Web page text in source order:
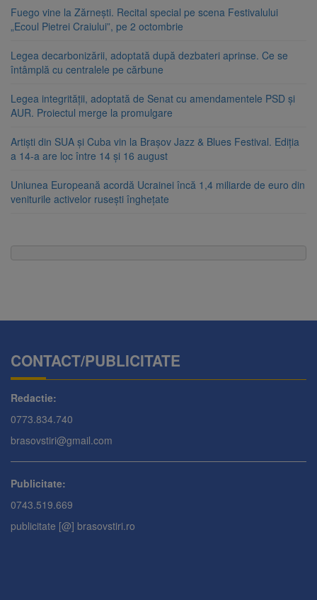
Fuego vine la Zărnești. Recital special pe scena Festivalului
„Ecoul Pietrei Craiului”, pe 2 octombrie
Legea decarbonizării, adoptată după dezbateri aprinse. Ce se
întâmplă cu centralele pe cărbune
Legea integrității, adoptată de Senat cu amendamentele PSD și
AUR. Proiectul merge la promulgare
Artiști din SUA și Cuba vin la Brașov Jazz & Blues Festival. Ediția
a 14-a are loc între 14 și 16 august
Uniunea Europeană acordă Ucrainei încă 1,4 miliarde de euro din
veniturile activelor rusești înghețate
CONTACT/PUBLICITATE
Redactie:
0773.834.740
brasovstiri@gmail.com
Publicitate:
0743.519.669
publicitate [@] brasovstiri.ro